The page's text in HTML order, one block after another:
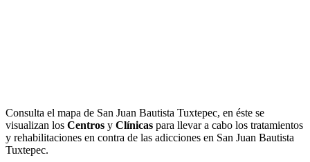
Consulta el mapa de San Juan Bautista Tuxtepec, en éste se
visualizan los Centros y Clínicas para llevar a cabo los tratamientos
y rehabilitaciones en contra de las adicciones en San Juan Bautista
Tuxtepec.